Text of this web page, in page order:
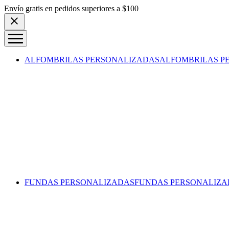
Skip to content
Envío gratis en pedidos superiores a $100
ALFOMBRILAS PERSONALIZADASALFOMBRILAS
FUNDAS PERSONALIZADASFUNDAS